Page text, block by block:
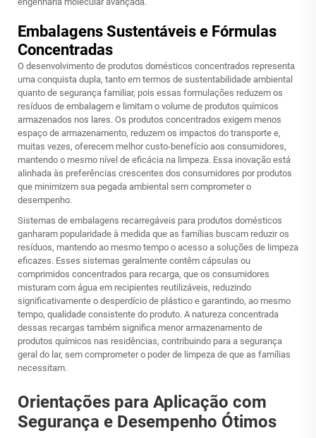
Embalagens Sustentáveis e Fórmulas
Concentradas
O desenvolvimento de produtos domésticos concentrados representa
uma conquista dupla, tanto em termos de sustentabilidade ambiental
quanto de segurança familiar, pois essas formulações reduzem os
resíduos de embalagem e limitam o volume de produtos químicos
armazenados nos lares. Os produtos concentrados exigem menos
espaço de armazenamento, reduzem os impactos do transporte e,
muitas vezes, oferecem melhor custo-benefício aos consumidores,
mantendo o mesmo nível de eficácia na limpeza. Essa inovação está
alinhada às preferências crescentes dos consumidores por produtos
que minimizem sua pegada ambiental sem comprometer o
desempenho.
Sistemas de embalagens recarregáveis para produtos domésticos
ganharam popularidade à medida que as famílias buscam reduzir os
resíduos, mantendo ao mesmo tempo o acesso a soluções de limpeza
eficazes. Esses sistemas geralmente contêm cápsulas ou
comprimidos concentrados para recarga, que os consumidores
misturam com água em recipientes reutilizáveis, reduzindo
significativamente o desperdício de plástico e garantindo, ao mesmo
tempo, qualidade consistente do produto. A natureza concentrada
dessas recargas também significa menor armazenamento de
produtos químicos nas residências, contribuindo para a segurança
geral do lar, sem comprometer o poder de limpeza de que as famílias
necessitam.
Orientações para Aplicação com
Segurança e Desempenho Ótimos